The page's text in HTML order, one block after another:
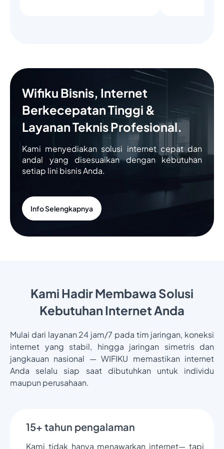
Wifiku Bisnis, Internet
Berkecepatan Tinggi &
Layanan Teknis Profesional.
Kami menyediakan solusi internet cepat dan
andal yang disesuaikan dengan kebutuhan
setiap lini bisnis Anda.
Info Selengkapnya
Kami Hadir Membawa Solusi
Kebutuhan Internet Anda
Mulai dari layanan 24 jam/7 pada tim jaringan, koneksi
internet yang stabil, hingga jaringan simetris dan
jangkauan nasional — WIFIKU memastikan internet
Anda selalu siap saat dibutuhkan untuk individu
maupun perusahaan.
15+ tahun pengalaman
Kami tidak hanya menawarkan internet— tapi